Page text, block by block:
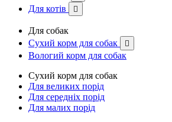
Для котів 
Для собак
Сухий корм для собак

Вологий корм для собак
Сухий корм для собак
Для великих порід
Для середніх порід
Для малих порід